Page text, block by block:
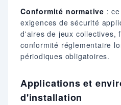
Conformité normative :
exigences de sécurité
d'aires de jeux collectives,
conformité réglementaire
périodiques obligatoires.
Applications et
d'installation